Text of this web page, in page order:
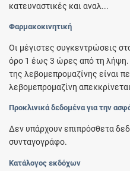
κατευναστικές και αναλ...
Φαρμακοκινητική
Οι μέγιστες συγκεντρώσεις
όρο 1 έως 3 ώρες από τη λήψη.
της λεβομεπρομαζίνης είναι
λεβομεπρομαζίνη
Προκλινικά δεδομένα για την
Δεν υπάρχουν επιπρόσθετα
συνταγογράφο.
Κατάλογος εκδόχων